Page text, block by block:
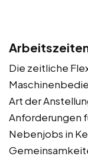
Die zeitliche
Art der
Anforderungen
Nebenjobs in